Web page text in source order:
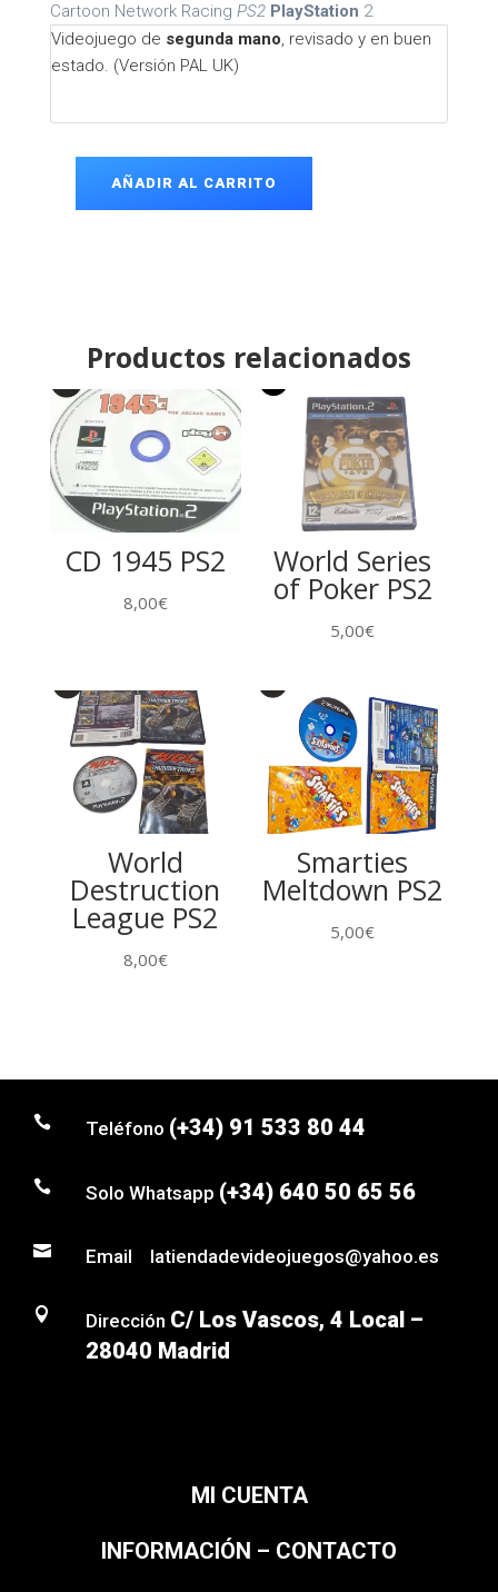
Cartoon Network Racing PS2 PlayStation 2
Videojuego de segunda mano, revisado y en buen
estado. (Versión PAL UK)
Network
AÑADIR AL CARRITO
Productos relacionados
CD 1945 PS2
8,00€
World Series
of Poker PS2
5,00€
World
Destruction
League PS2
8,00€
Smarties
Meltdown PS2
5,00€
 Teléfono (+34) 91 533 80 44
 Solo Whatsapp (+34) 640 50 65 56
 Email latiendadevideojuegos@yahoo.es
 Dirección C/ Los Vascos, 4 Local –
28040 Madrid
MI CUENTA
INFORMACIÓN – CONTACTO